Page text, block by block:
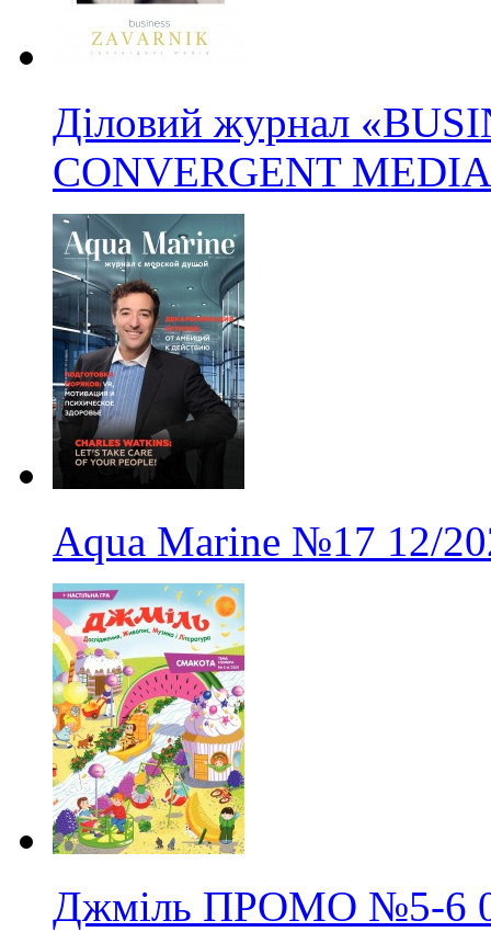
Діловий журнал
CONVERGENT MEDIA
Aqua Marine №17 12/
Джміль ПРОМО №5-6